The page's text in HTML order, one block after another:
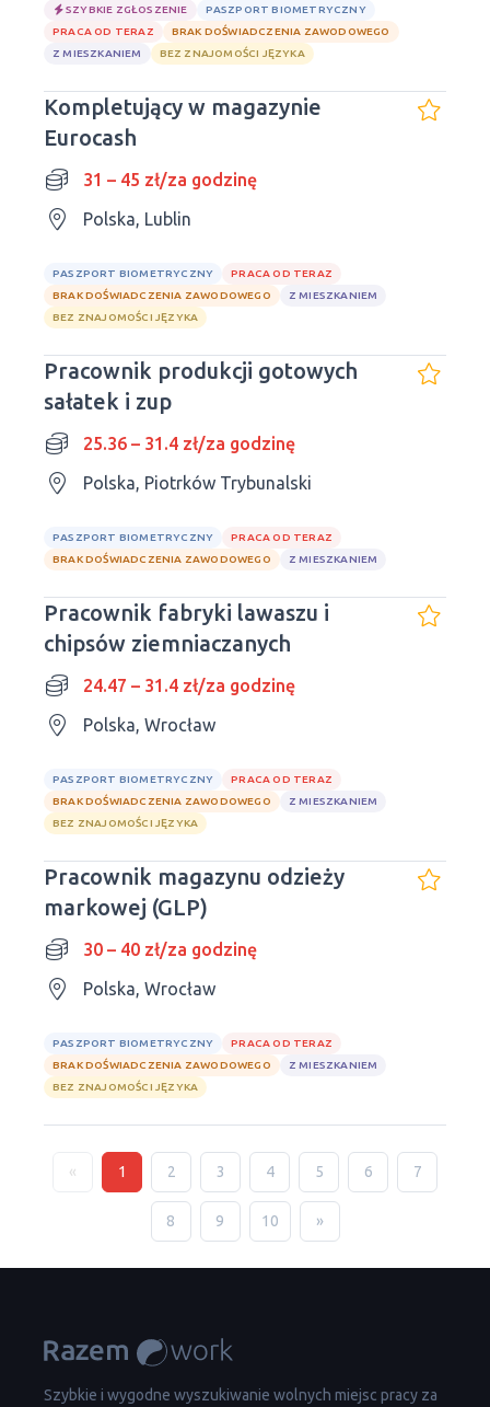
SZYBKIE ZGŁOSZENIE
PASZPORT BIOMETRYCZNY
PRACA OD TERAZ
BRAK DOŚWIADCZENIA ZAWODOWEGO
Z MIESZKANIEM
BEZ ZNAJOMOŚCI JĘZYKA
Kompletujący w magazynie
Eurocash
31 – 45 zł/za godzinę
Polska, Lublin
PASZPORT BIOMETRYCZNY
PRACA OD TERAZ
BRAK DOŚWIADCZENIA ZAWODOWEGO
Z MIESZKANIEM
BEZ ZNAJOMOŚCI JĘZYKA
Pracownik produkcji gotowych
sałatek i zup
25.36 – 31.4 zł/za godzinę
Polska, Piotrków Trybunalski
PASZPORT BIOMETRYCZNY
PRACA OD TERAZ
BRAK DOŚWIADCZENIA ZAWODOWEGO
Z MIESZKANIEM
Pracownik fabryki lawaszu i
chipsów ziemniaczanych
24.47 – 31.4 zł/za godzinę
Polska, Wrocław
PASZPORT BIOMETRYCZNY
PRACA OD TERAZ
BRAK DOŚWIADCZENIA ZAWODOWEGO
Z MIESZKANIEM
BEZ ZNAJOMOŚCI JĘZYKA
Pracownik magazynu odzieży
markowej (GLP)
30 – 40 zł/za godzinę
Polska, Wrocław
PASZPORT BIOMETRYCZNY
PRACA OD TERAZ
BRAK DOŚWIADCZENIA ZAWODOWEGO
Z MIESZKANIEM
BEZ ZNAJOMOŚCI JĘZYKA
« 1 2 3 4 5 6 7
8 9 10 »
Szybkie i wygodne wyszukiwanie wolnych miejsc pracy za